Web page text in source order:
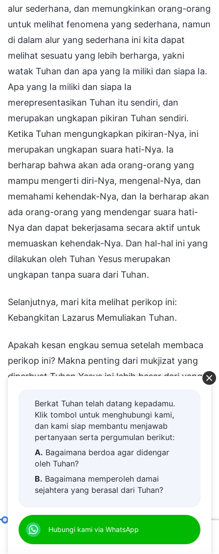
alur sederhana, dan memungkinkan orang-orang
untuk melihat fenomena yang sederhana, namun
di dalam alur yang sederhana ini kita dapat
melihat sesuatu yang lebih berharga, yakni
watak Tuhan dan apa yang Ia miliki dan siapa Ia.
Apa yang Ia miliki dan siapa Ia
merepresentasikan Tuhan itu sendiri, dan
merupakan ungkapan pikiran Tuhan sendiri.
Ketika Tuhan mengungkapkan pikiran-Nya, ini
merupakan ungkapan suara hati-Nya. Ia
berharap bahwa akan ada orang-orang yang
mampu mengerti diri-Nya, mengenal-Nya, dan
memahami kehendak-Nya, dan Ia berharap akan
ada orang-orang yang mendengar suara hati-
Nya dan dapat bekerjasama secara aktif untuk
memuaskan kehendak-Nya. Dan hal-hal ini yang
dilakukan oleh Tuhan Yesus merupakan
ungkapan tanpa suara dari Tuhan.
Selanjutnya, mari kita melihat perikop ini:
Kebangkitan Lazarus Memuliakan Tuhan.
Apakah kesan engkau semua setelah membaca
perikop ini? Makna penting dari mukjizat yang
diperbuat Tuhan Yesus ini lebih besar dari yang
menakjubkan daripada membangkitkan orang
yang sudah mati dari kubur. Tuhan Yesus
melakukan hal seperti ini adalah hal yang
teramat penting pada zaman itu. Karena Tuhan
telah menjadi daging, orang-orang hanya dapat
melihat penampilan fisik-Nya, sisi praktis-Nya,
seandainya ada beberapa orang yang melihat
dan memahami sebagian karakter-Nya atau
Berkat Tuhan telah datang kepadamu.
Klik tombol untuk menghubungi kami,
dan kami siap membantu menjawab
pertanyaan serta pergumulan berikut:
A. Bagaimana berdoa agar didengar
oleh Tuhan?
B. Bagaimana memperoleh damai
sejahtera yang berasal dari Tuhan?
D.
dekat kepada Tuhan.
E.Bagaimana menyambut kedatangan
Hubungi kami via WhatsApp